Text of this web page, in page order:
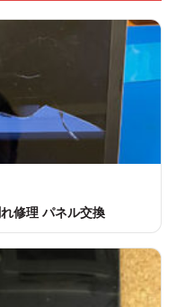
修理 パネル交換